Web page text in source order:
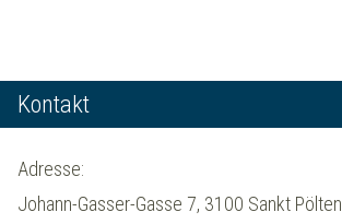
Kontakt
Adresse:
Johann-Gasser-Gasse 7, 3100 Sankt Pölten